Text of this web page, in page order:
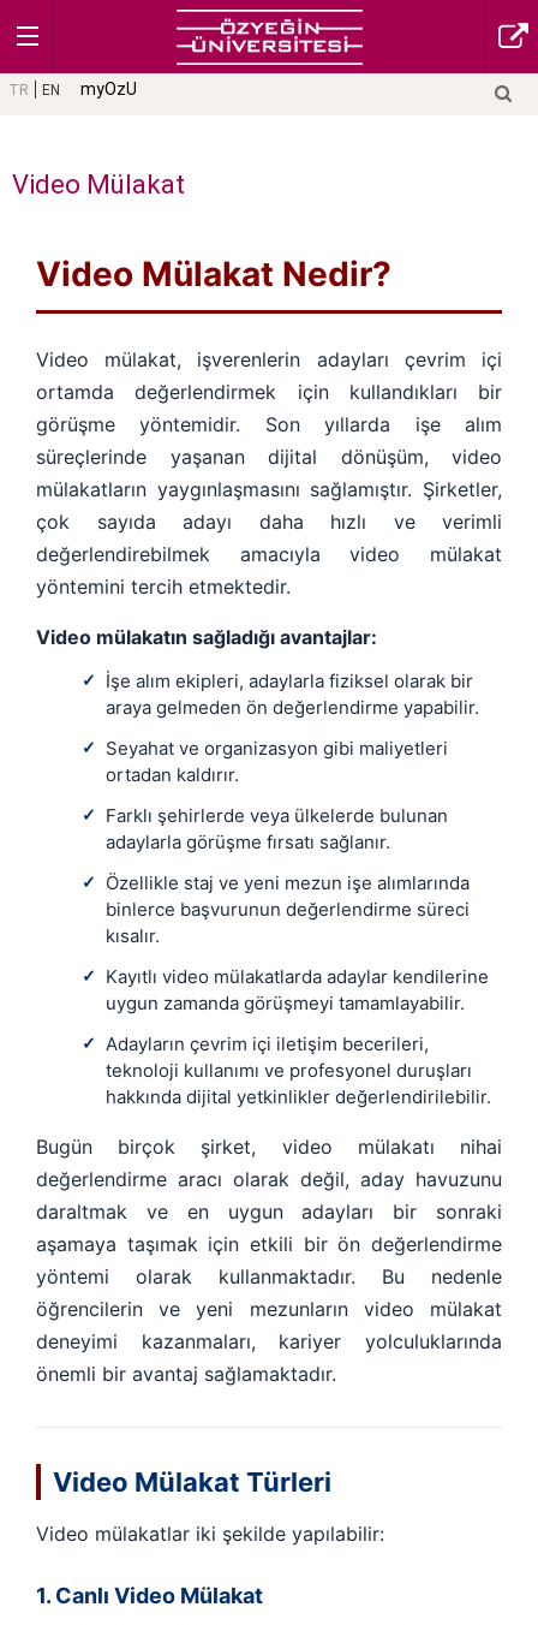
TR EN myOzU
Video Mülakat
Video Mülakat Nedir?
Video mülakat, işverenlerin adayları çevrim içi
ortamda değerlendirmek için kullandıkları bir
görüşme yöntemidir. Son yıllarda işe alım
süreçlerinde yaşanan dijital dönüşüm, video
mülakatların yaygınlaşmasını sağlamıştır. Şirketler,
çok sayıda adayı daha hızlı ve verimli
değerlendirebilmek amacıyla video mülakat
yöntemini tercih etmektedir.
Video mülakatın sağladığı avantajlar:
✓
İşe alım ekipleri, adaylarla fiziksel olarak bir
araya gelmeden ön değerlendirme yapabilir.
✓
Seyahat ve organizasyon gibi maliyetleri
ortadan kaldırır.
✓
Farklı şehirlerde veya ülkelerde bulunan
adaylarla görüşme fırsatı sağlanır.
✓
Özellikle staj ve yeni mezun işe alımlarında
binlerce başvurunun değerlendirme süreci
kısalır.
✓
Kayıtlı video mülakatlarda adaylar kendilerine
uygun zamanda görüşmeyi tamamlayabilir.
✓
Adayların çevrim içi iletişim becerileri,
teknoloji kullanımı ve profesyonel duruşları
hakkında dijital yetkinlikler değerlendirilebilir.
Bugün birçok şirket, video mülakatı nihai
değerlendirme aracı olarak değil, aday havuzunu
daraltmak ve en uygun adayları bir sonraki
aşamaya taşımak için etkili bir ön değerlendirme
yöntemi olarak kullanmaktadır. Bu nedenle
öğrencilerin ve yeni mezunların video mülakat
deneyimi kazanmaları, kariyer yolculuklarında
önemli bir avantaj sağlamaktadır.
Video Mülakat Türleri
Video mülakatlar iki şekilde yapılabilir:
1. Canlı Video Mülakat